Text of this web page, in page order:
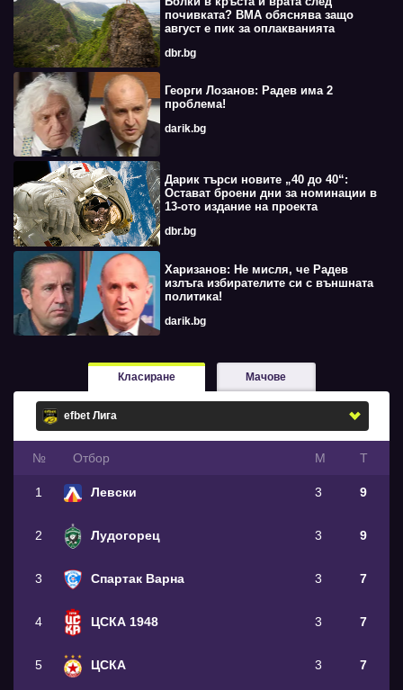
почивката? ВМА обяснява защо
август е пик за оплакванията
dbr.bg
Георги Лозанов: Радев има 2
проблема!
darik.bg
Дарик търси новите „40 до 40“:
Остават броени дни за номинации в
13-ото издание на проекта
dbr.bg
Харизанов: Не мисля, че Радев
излъга избирателите си с външната
политика!
darik.bg
Класиране Мачове
№ Oтбор М Т
1 Левски 3 9
2 Лудогорец 3 9
3 Спартак Варна 3 7
4 ЦСКА 1948 3 7
5 ЦСКА 3 7